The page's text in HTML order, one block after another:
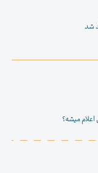
شد
میشه؟